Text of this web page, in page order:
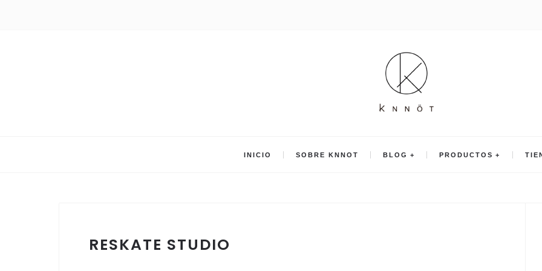
INICIO SOBRE KNNOT BLOG PRODUCTOS
RESKATE STUDIO